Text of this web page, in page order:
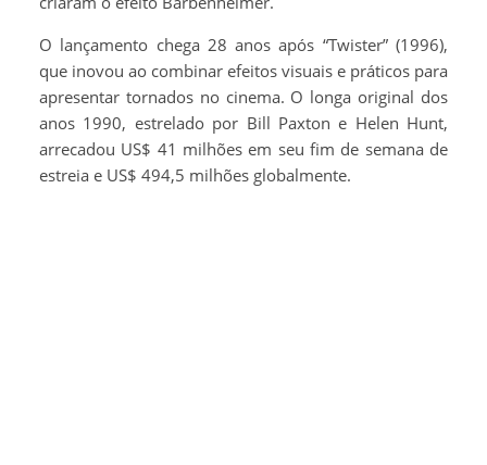
O lançamento chega 28 anos após “Twister” (1996),
que inovou ao combinar efeitos visuais e práticos para
apresentar tornados no cinema. O longa original dos
anos 1990, estrelado por Bill Paxton e Helen Hunt,
arrecadou US$ 41 milhões em seu fim de semana de
estreia e US$ 494,5 milhões globalmente.